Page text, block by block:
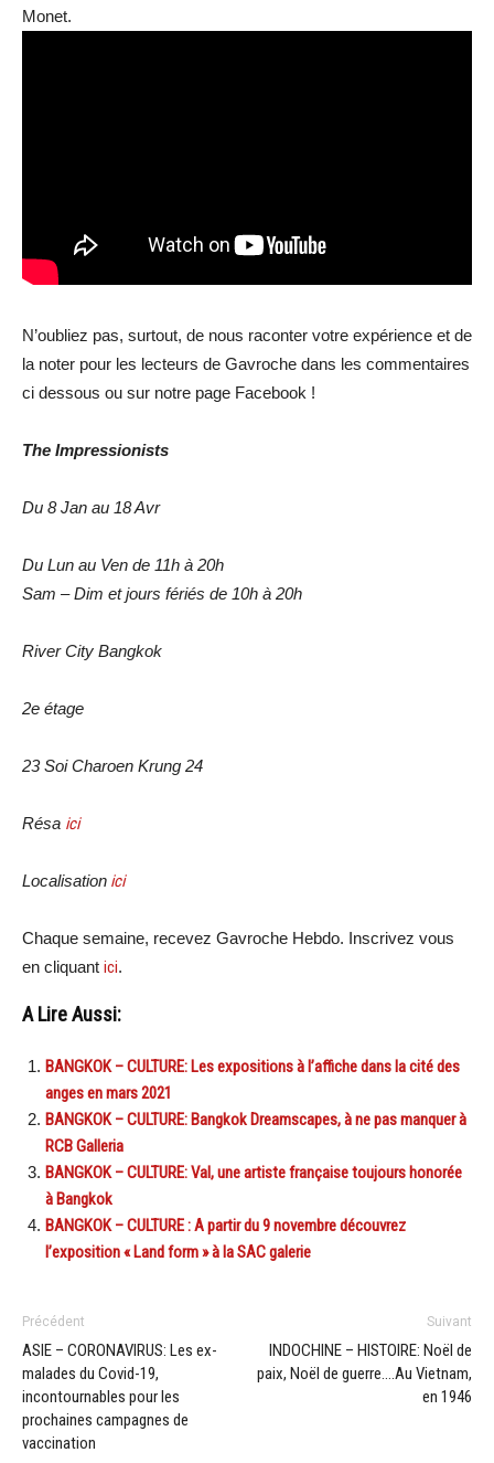
Monet.
N’oubliez pas, surtout, de nous raconter votre expérience et de
la noter pour les lecteurs de Gavroche dans les commentaires
ci dessous ou sur notre page Facebook !
The Impressionists
Du 8 Jan au 18 Avr
Du Lun au Ven de 11h à 20h
Sam – Dim et jours fériés de 10h à 20h
River City Bangkok
2e étage
23 Soi Charoen Krung 24
Résa ici
Localisation ici
Chaque semaine, recevez Gavroche Hebdo. Inscrivez vous
en cliquant ici.
A Lire Aussi:
BANGKOK – CULTURE: Les expositions à l’affiche dans la cité des
anges en mars 2021
BANGKOK – CULTURE: Bangkok Dreamscapes, à ne pas manquer à
RCB Galleria
BANGKOK – CULTURE: Val, une artiste française toujours honorée
à Bangkok
BANGKOK – CULTURE : A partir du 9 novembre découvrez
l’exposition « Land form » à la SAC galerie
Précédent
ASIE – CORONAVIRUS: Les ex-
malades du Covid-19,
incontournables pour les
prochaines campagnes de
vaccination
Suivant
INDOCHINE – HISTOIRE: Noël de
paix, Noël de guerre….Au Vietnam,
en 1946